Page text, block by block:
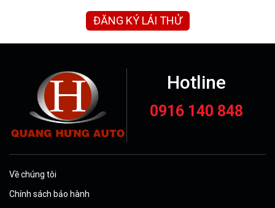
ĐĂNG KÝ LÁI THỬ
Hotline
0916 140 848
Về chúng tôi
Chính sách bảo hành